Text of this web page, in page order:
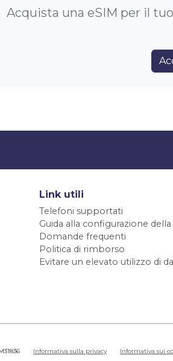
Acquista una eSIM per il
Link utili
Telefoni supportati
Guida alla configurazione della
Domande frequenti
Politica di rimborso
Evitare un elevato utilizzo di
Informativa sulla privacy Informativa sui